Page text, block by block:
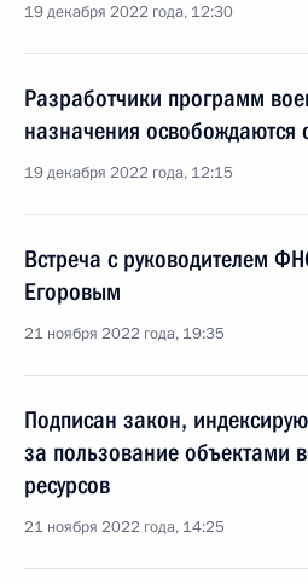
19 декабря 2022 года, 12:30
Разработчики программ
назначения освобождаются
19 декабря 2022 года, 12:15
Встреча с руководителем
Егоровым
21 ноября 2022 года, 19:35
Подписан закон,
за пользование объектами
ресурсов
21 ноября 2022 года, 14:25